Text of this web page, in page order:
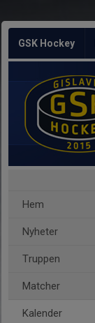
GSK Hockey
Hem
Nyheter
Truppen
Matcher
Kalender